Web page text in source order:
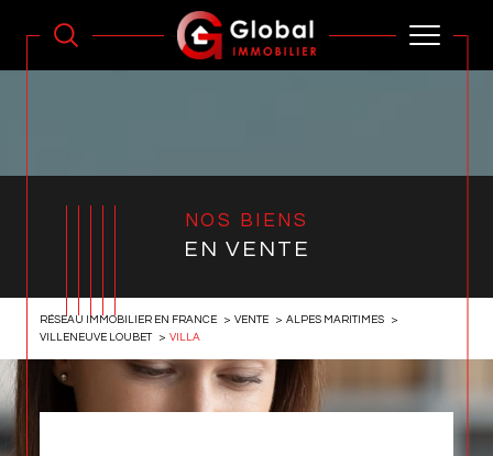
NOS BIENS
EN VENTE
RÉSEAU IMMOBILIER EN FRANCE VENTE
ALPES MARITIMES
VILLENEUVE LOUBET
VILLA